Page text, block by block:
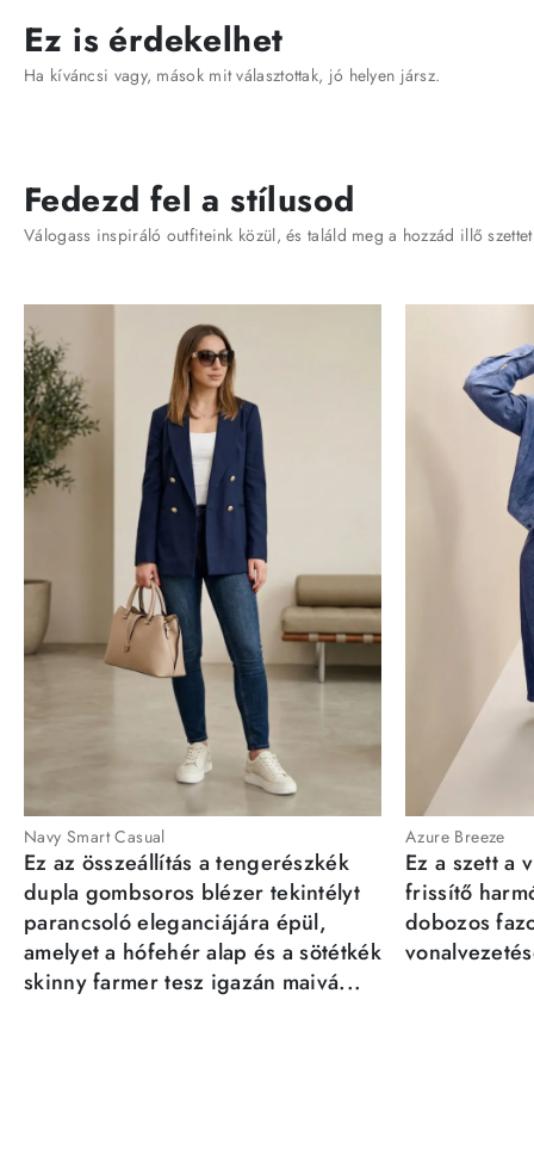
Ez is érdekelhet
Ha kíváncsi vagy, mások mit választottak, jó helyen jársz.
Fedezd fel a stílusod
Válogass inspiráló outfiteink közül, és találd meg a hozzád illő szettet
Navy Smart Casual
Ez az összeállítás a tengerészkék
dupla gombsoros blézer tekintélyt
parancsoló eleganciájára épül,
amelyet a hófehér alap és a sötétkék
skinny farmer tesz igazán maivá...
Azure Breeze
Ez a szett a
frissítő
dobozos